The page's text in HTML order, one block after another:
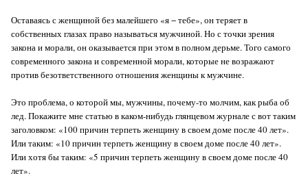
Оставаясь с женщиной без малейшего «я − тебе», он теряет в
собственных глазах право называться мужчиной. Но с точки зрения
закона и морали, он оказывается при этом в полном дерьме. Того самого
современного закона и современной морали, которые не возражают
против безответственного отношения женщины к мужчине.
Это проблема, о которой мы, мужчины, почему-то молчим, как рыба об
лед. Покажите мне статью в каком-нибудь глянцевом журнале с вот таким
заголовком: «100 причин терпеть женщину в своем доме после 40 лет».
Или таким: «10 причин терпеть женщину в своем доме после 40 лет».
Или хотя бы таким: «5 причин терпеть женщину в своем доме после 40
лет».